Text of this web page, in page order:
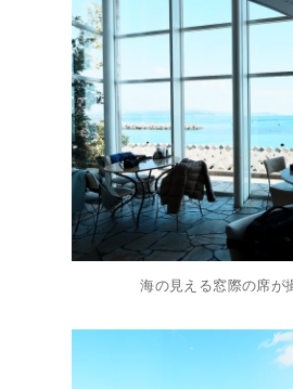
海の見える窓際の席が